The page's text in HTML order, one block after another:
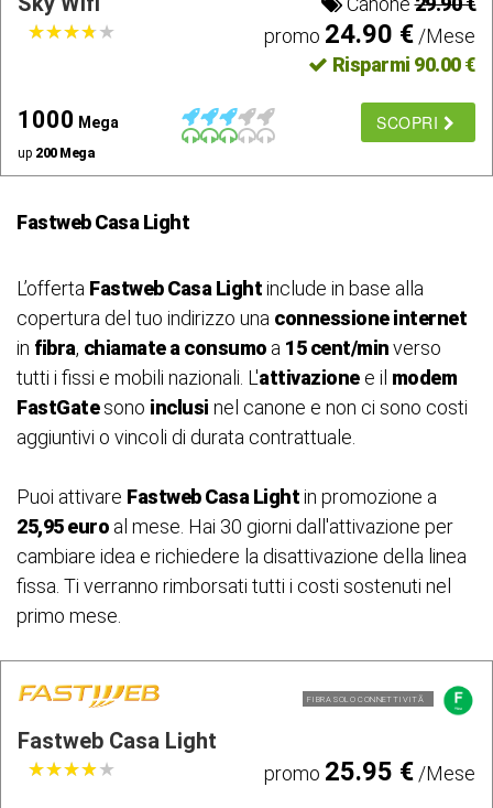
★★★★★
★★★★★ promo 24.90 €/Mese
Risparmi 90.00 €
1000 Mega
up 200 Mega
SCOPRI
Fastweb Casa Light
L’offerta Fastweb Casa Lightinclude in base alla
copertura del tuo indirizzo una connessione internet
in fibra, chiamate a consumo a 15 cent/minverso
tutti i fissi e mobili nazionali. L'attivazionee il modem
FastGatesono inclusi nel canone e non ci sono costi
aggiuntivi o vincoli di durata contrattuale.
Puoi attivare Fastweb Casa Lightin promozione a
25,95 euro al mese. Hai 30 giorni dall'attivazione per
cambiare idea e richiedere la disattivazione della linea
fissa. Ti verranno rimborsati tutti i costi sostenuti nel
primo mese.
FIBRA SOLO CONNETTIVITÃ
Fastweb Casa Light
★★★★★
★★★★★ promo 25.95 €/Mese